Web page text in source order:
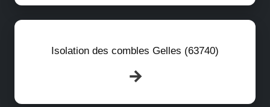
Isolation des combles Gelles (63740)